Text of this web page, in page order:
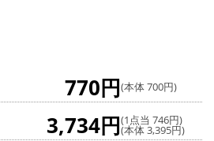
770円(本体 700円)
3,734円(1点当 746円)
(本体 3,395円)